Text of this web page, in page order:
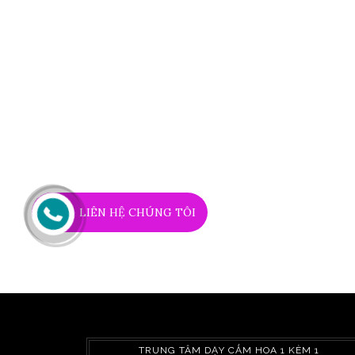
LIÊN HỆ CHÚNG TÔI
TRUNG TÂM DẠY CẮM HOA 1 KÈM 1